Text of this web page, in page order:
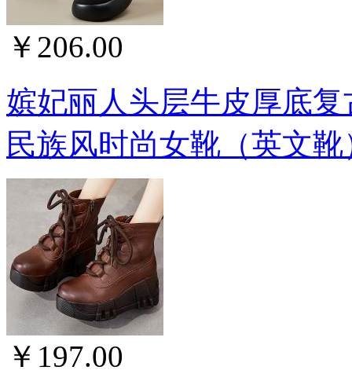
￥206.00
嫔妃丽人头层牛皮厚底
民族风时尚女靴（英文靴
￥197.00